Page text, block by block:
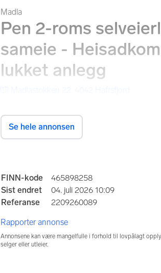
Madla
Pen 2-roms
sameie -
lukket anlegg
Totalpris
3 895 354 kr
90 840 kr
Felleskost/mnd.
5 163 kr
Formuesverdi
740 810 kr
Se hele annonsen
Annonseinformasjon
FINN-kode
465898258
Sist endret
04. juli 2026 10:09
Referanse
2209260089
Rapporter annonse
Annonsene kan være mangelfulle i forhold til lovpålagt
selger eller utleier.